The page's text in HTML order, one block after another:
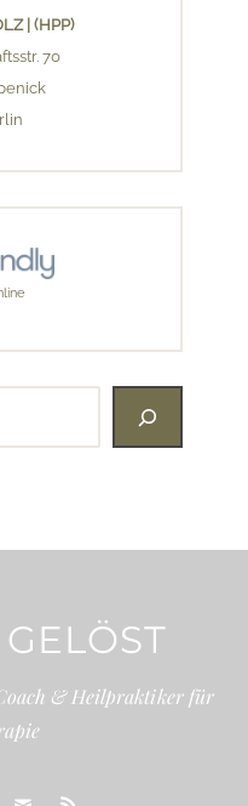
| (HPP)
70
& Heilpraktiker für